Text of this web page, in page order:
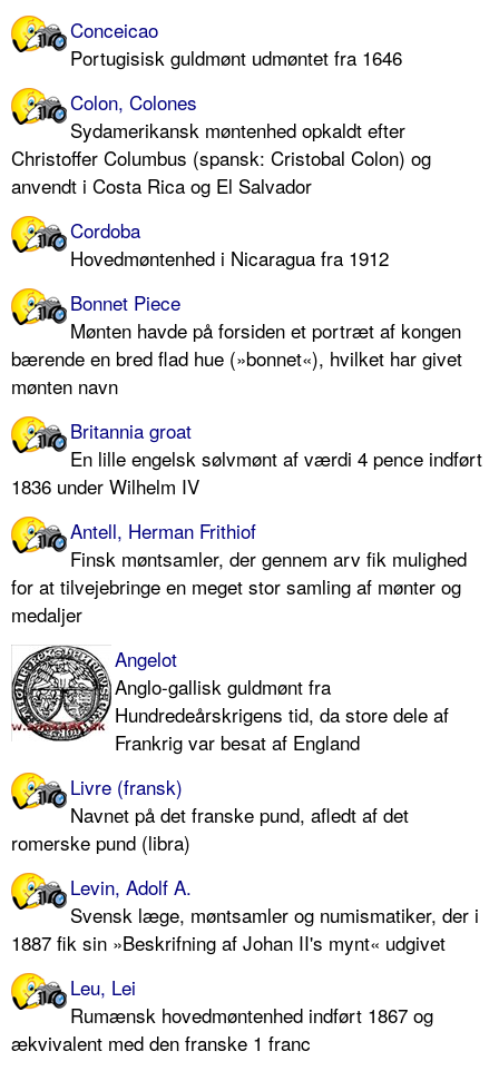
Conceicao
Portugisisk guldmønt udmøntet fra 1646
Colon, Colones
Sydamerikansk møntenhed opkaldt efter
Christoffer Columbus (spansk: Cristobal Colon) og
anvendt i Costa Rica og El Salvador
Cordoba
Hovedmøntenhed i Nicaragua fra 1912
Bonnet Piece
Mønten havde på forsiden et portræt af kongen
bærende en bred flad hue (»bonnet«), hvilket har givet
mønten navn
Britannia groat
En lille engelsk sølvmønt af værdi 4 pence indført
1836 under Wilhelm IV
Antell, Herman Frithiof
Finsk møntsamler, der gennem arv fik mulighed
for at tilvejebringe en meget stor samling af mønter og
medaljer
Angelot
Anglo-gallisk guldmønt fra
Hundredeårskrigens tid, da store dele af
Frankrig var besat af England
Livre (fransk)
Navnet på det franske pund, afledt af det
romerske pund (libra)
Levin, Adolf A.
Svensk læge, møntsamler og numismatiker, der i
1887 fik sin »Beskrifning af Johan II's mynt« udgivet
Leu, Lei
Rumænsk hovedmøntenhed indført 1867 og
ækvivalent med den franske 1 franc